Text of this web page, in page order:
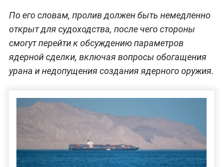
По его словам, пролив должен быть немедленно
открыт для судоходства, после чего стороны
смогут перейти к обсуждению параметров
ядерной сделки, включая вопросы обогащения
урана и недопущения создания ядерного оружия.